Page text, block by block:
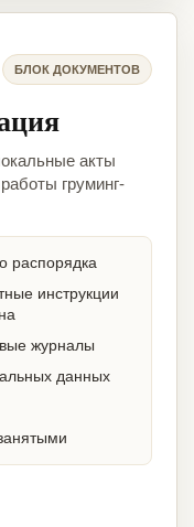
БЛОК ДОКУМЕНТОВ
акты
груминг-
распорядка
инструкции
журналы
данных